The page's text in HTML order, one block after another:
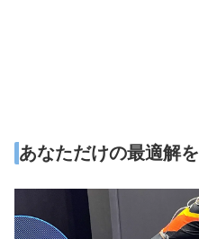
あなただけの最適解を